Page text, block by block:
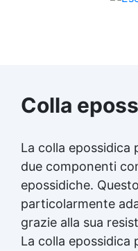
Colla
La colla epossidica
due componenti
epossidiche.
particolarmente
grazie alla sua
La colla epossidica